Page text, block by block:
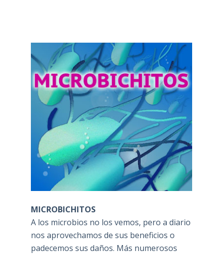
MICROBICHITOS
A los microbios no los vemos, pero a diario
nos aprovechamos de sus beneficios o
padecemos sus daños. Más numerosos